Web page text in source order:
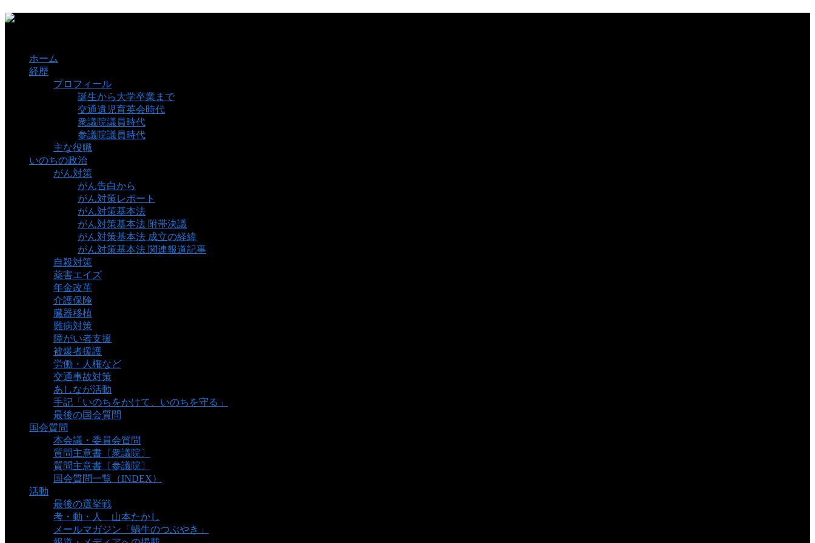
ホーム
経歴
プロフィール
誕生から大学卒業まで
交通遺児育英会時代
衆議院議員時代
参議院議員時代
主な役職
いのちの政治
がん対策
がん告白から
がん対策レポート
がん対策基本法
がん対策基本法 附帯決議
がん対策基本法 成立の経緯
がん対策基本法 関連報道記事
自殺対策
薬害エイズ
年金改革
介護保険
臓器移植
難病対策
障がい者支援
被爆者援護
労働・人権など
交通事故対策
あしなが活動
手記「いのちをかけて、いのちを守る」
最後の国会質問
国会質問
本会議・委員会質問
質問主意書〔衆議院〕
質問主意書〔参議院〕
国会質問一覧（INDEX）
活動
最後の選挙戦
考・動・人 山本たかし
メールマガジン「蝸牛のつぶやき」